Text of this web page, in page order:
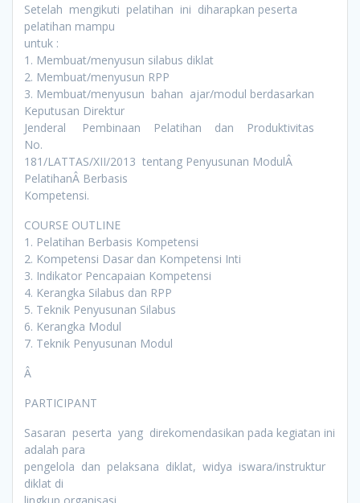
Setelah mengikuti pelatihan ini diharapkan peserta
pelatihan mampu
untuk :
1. Membuat/menyusun silabus diklat
2. Membuat/menyusun RPP
3. Membuat/menyusun bahan ajar/modul berdasarkan
Keputusan Direktur
Jenderal Pembinaan Pelatihan dan Produktivitas
No.
181/LATTAS/XII/2013 tentang Penyusunan ModulÂ
PelatihanÂ Berbasis
Kompetensi.
COURSE OUTLINE
1. Pelatihan Berbasis Kompetensi
2. Kompetensi Dasar dan Kompetensi Inti
3. Indikator Pencapaian Kompetensi
4. Kerangka Silabus dan RPP
5. Teknik Penyusunan Silabus
6. Kerangka Modul
7. Teknik Penyusunan Modul
Â
PARTICIPANT
Sasaran peserta yang direkomendasikan pada kegiatan ini
adalah para
pengelola dan pelaksana diklat, widya iswara/instruktur
diklat di